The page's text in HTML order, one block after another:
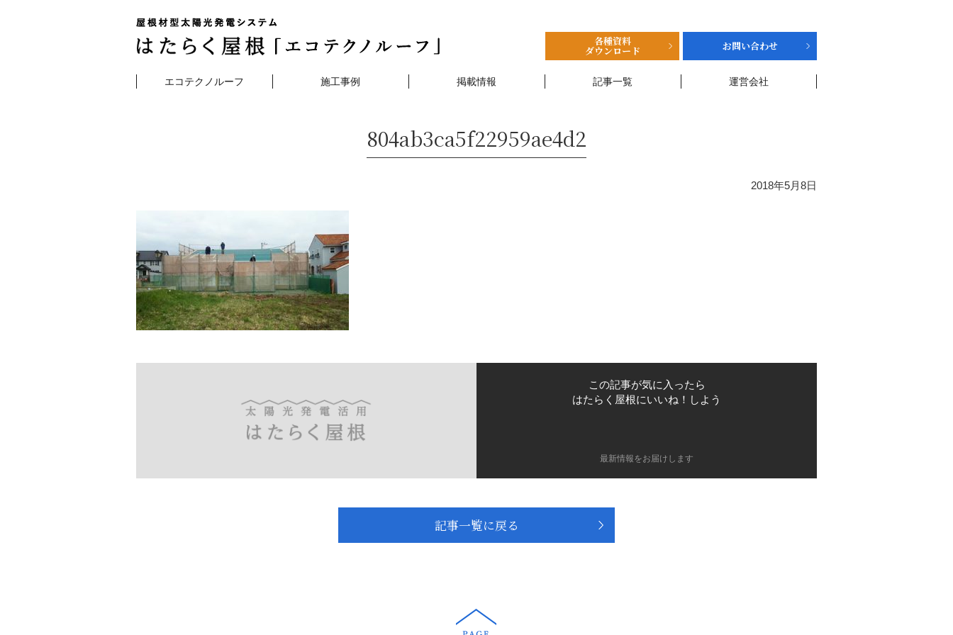
各種資料
ダウンロード お問い合わせ
エコテクノルーフ 施工事例 掲載情報 記事一覧 運営会社
804ab3ca5f22959ae4d2
2018年5月8日
この記事が気に入ったら
はたらく屋根にいいね！しよう
最新情報をお届けします
記事一覧に戻る